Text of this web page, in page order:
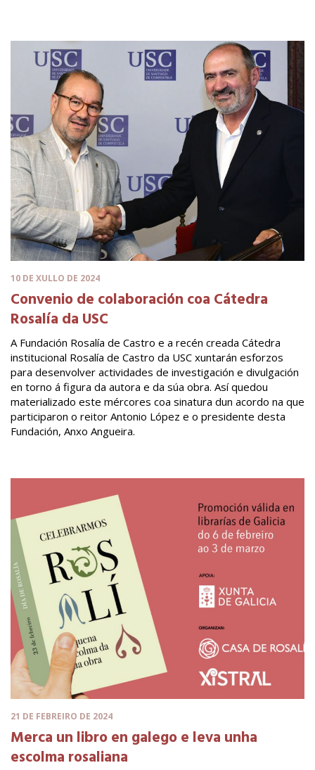
10 DE XULLO DE 2024
Convenio de colaboración coa Cátedra
Rosalía da USC
A Fundación Rosalía de Castro e a recén creada Cátedra
institucional Rosalía de Castro da USC xuntarán esforzos
para desenvolver actividades de investigación e divulgación
en torno á figura da autora e da súa obra. Así quedou
materializado este mércores coa sinatura dun acordo na que
participaron o reitor Antonio López e o presidente desta
Fundación, Anxo Angueira.
21 DE FEBREIRO DE 2024
Merca un libro en galego e leva unha
escolma rosaliana